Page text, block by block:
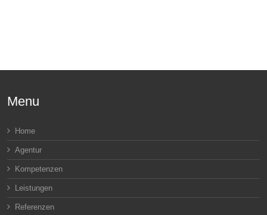
Menu
Home
Agentur
Kompetenzen
Leistungen
Referenzen